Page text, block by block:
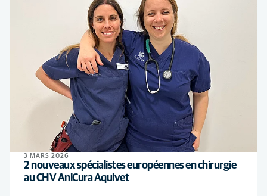
3 MARS 2026
2 nouveaux spécialistes européennes en chirurgie
au CHV AniCura Aquivet